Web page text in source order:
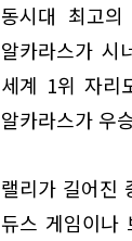
동시대 최고
알카라스가
세계 1위 자리
알카라스가 우
랠리가 길어진
듀스 게임이나